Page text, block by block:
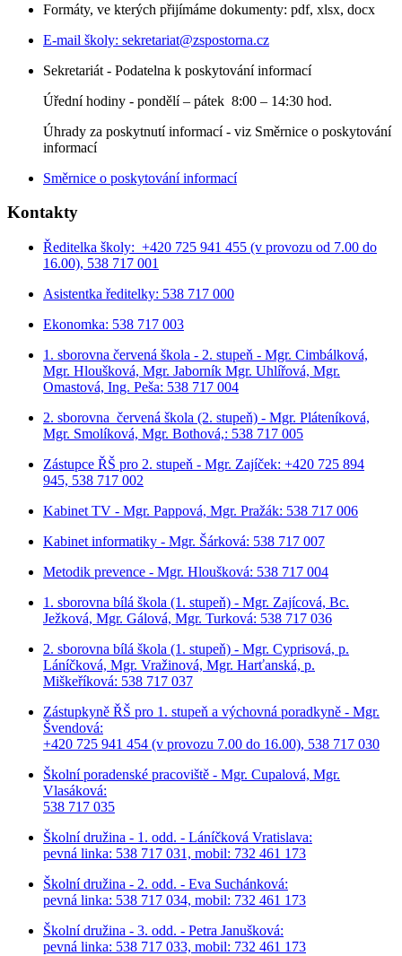
Formáty, ve kterých přijímáme dokumenty: pdf, xlsx, docx
E-mail školy: sekretariat@zspostorna.cz
Sekretariát - Podatelna k poskytování informací
Úřední hodiny - pondělí – pátek 8:00 – 14:30 hod.
Úhrady za poskytnutí informací - viz Směrnice o poskytování
informací
Směrnice o poskytování informací
Kontakty
Ředitelka školy: +420 725 941 455 (v provozu od 7.00 do
16.00), 538 717 001
Asistentka ředitelky: 538 717 000
Ekonomka: 538 717 003
1. sborovna červená škola - 2. stupeň - Mgr. Cimbálková,
Mgr. Hloušková, Mgr. Jaborník Mgr. Uhlířová, Mgr.
Omastová, Ing. Peša: 538 717 004
2. sborovna červená škola (2. stupeň) - Mgr. Pláteníková,
Mgr. Smolíková, Mgr. Bothová,: 538 717 005
Zástupce ŘŠ pro 2. stupeň - Mgr. Zajíček: +420 725 894
945, 538 717 002
Kabinet TV - Mgr. Pappová, Mgr. Pražák: 538 717 006
Kabinet informatiky - Mgr. Šárková: 538 717 007
Metodik prevence - Mgr. Hloušková: 538 717 004
1. sborovna bílá škola (1. stupeň) - Mgr. Zajícová, Bc.
Ježková, Mgr. Gálová, Mgr. Turková: 538 717 036
2. sborovna bílá škola (1. stupeň) - Mgr. Cyprisová, p.
Láníčková, Mgr. Vražinová, Mgr. Harťanská, p.
Miškeříková: 538 717 037
Zástupkyně ŘŠ pro 1. stupeň a výchovná poradkyně - Mgr.
Švendová:
+420 725 941 454 (v provozu 7.00 do 16.00), 538 717 030
Školní poradenské pracoviště - Mgr. Cupalová, Mgr.
Vlasáková:
538 717 035
Školní družina - 1. odd. - Láníčková Vratislava:
pevná linka: 538 717 031, mobil: 732 461 173
Školní družina - 2. odd. - Eva Suchánková:
pevná linka: 538 717 034, mobil: 732 461 173
Školní družina - 3. odd. - Petra Janušková:
pevná linka: 538 717 033, mobil: 732 461 173